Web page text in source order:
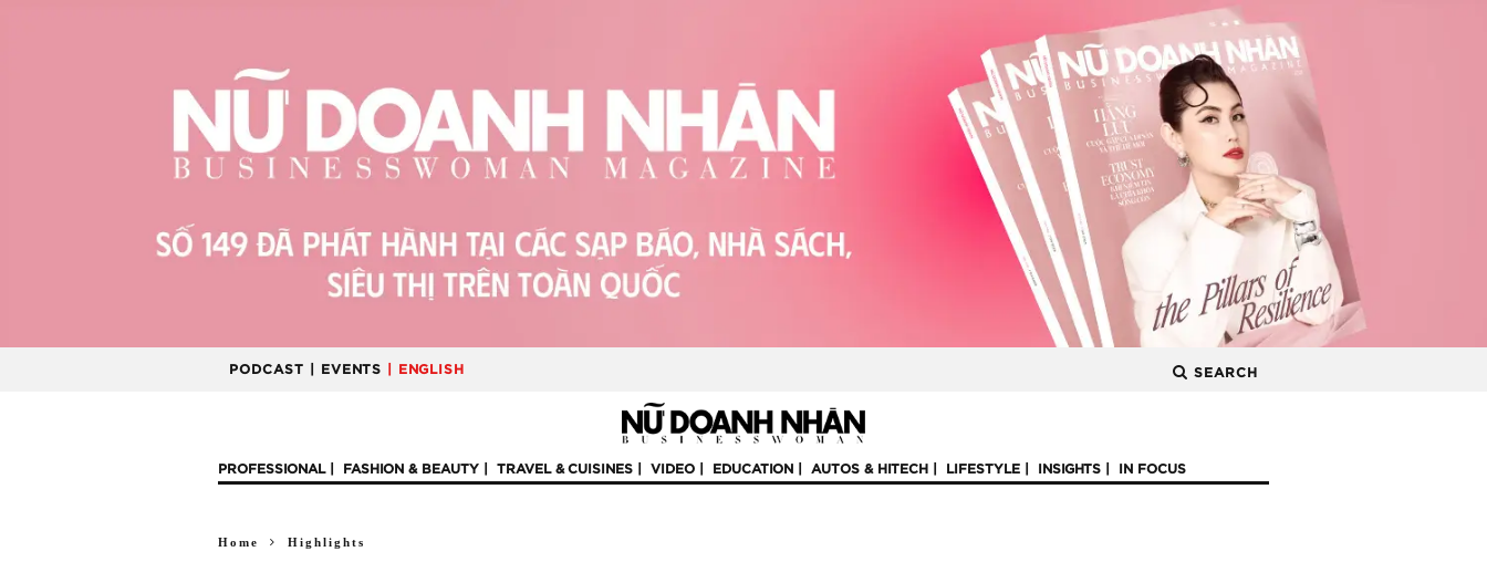
PODCAST | EVENTS | ENGLISH SEARCH
PROFESSIONAL FASHION & BEAUTY TRAVEL & CUISINES VIDEO EDUCATION AUTOS & HITECH LIFESTYLE INSIGHTS IN FOCUS
Home Highlights